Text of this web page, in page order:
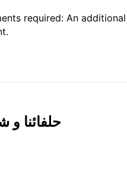
required: An
حلفائنا و